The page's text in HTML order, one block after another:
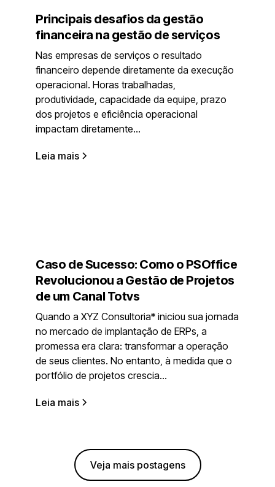
Principais desafios da gestão
financeira na gestão de serviços
Nas empresas de serviços o resultado
financeiro depende diretamente da execução
operacional. Horas trabalhadas,
produtividade, capacidade da equipe, prazo
dos projetos e eficiência operacional
impactam diretamente...
Leia mais
Caso de Sucesso: Como o PSOffice
Revolucionou a Gestão de Projetos
de um Canal Totvs
Quando a XYZ Consultoria* iniciou sua jornada
no mercado de implantação de ERPs, a
promessa era clara: transformar a operação
de seus clientes. No entanto, à medida que o
portfólio de projetos crescia...
Leia mais
Veja mais postagens